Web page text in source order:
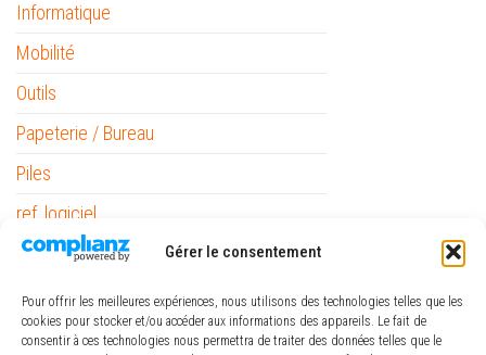
Gérer le consentement
Pour offrir les meilleures expériences, nous utilisons des technologies telles que les
cookies pour stocker et/ou accéder aux informations des appareils. Le fait de
consentir à ces technologies nous permettra de traiter des données telles que le
Informatique
Mobilité
Outils
Papeterie / Bureau
Piles
ref_logiciel
Rubans